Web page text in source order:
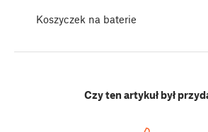
Koszyczek na baterie
Czy ten artykuł był